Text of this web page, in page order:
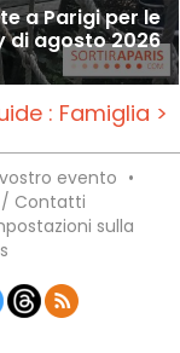
a Parigi per le
di agosto 2026
: Famiglia >
evento •
/ Contatti
sulla